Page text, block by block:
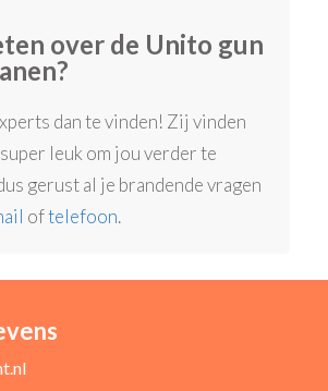
over de Unito gun
dan te vinden! Zij vinden
leuk om jou verder te
gerust al je brandende vragen
oftelefoon.